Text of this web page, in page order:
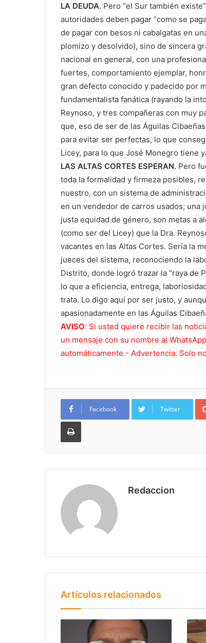
LA DEUDA. Pero “el Sur también
autoridades deben pagar “como se
de pagar con besos ni cabalgatas en
plomizo y desolvido), sino de sincera
nacional en general, con una
fuertes, comportamiento ejemplar,
gran defecto conocido y padecido por
fundamentalista fanática (rayando la
Reynoso, y tres compañeras con muy
que, eso de ser de las Águilas
para evitar ser perfectas, lo que
Licey, para lo que José Monegro tiene
LAS ALTAS CORTES ESPERAN. Pero
toda la formalidad y firmeza posibles,
nuestro, con un sistema de
en un vendedor de carros usados; una
justa equidad de género, son metas a
(como ser del Licey) que la Dra.
vacantes en las Altas Cortes. Sería la
jueces del sistema, reconociendo la
Distrito, donde logró trazar la “raya de
lo que a eficiencia, entrega,
trata. Lo digo aquí por ser justo, y
apasionadamente en las Águilas
AVISO: Si usted quiere recibir las
un mensaje con su nombre al
automáticamente.- Advertencia. Solo
Facebook Twitter
Imprimir
Redaccion
Artículos relacionados